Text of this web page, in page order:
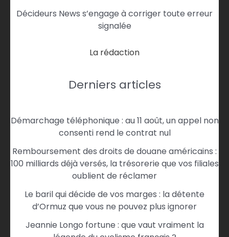
Décideurs News s’engage à corriger toute erreur
signalée
La rédaction
Derniers articles
Démarchage téléphonique : au 11 août, un appel non
consenti rend le contrat nul
Remboursement des droits de douane américains :
100 milliards déjà versés, la trésorerie que vos filiales
oublient de réclamer
Le baril qui décide de vos marges : la détente
d’Ormuz que vous ne pouvez plus ignorer
Jeannie Longo fortune : que vaut vraiment la